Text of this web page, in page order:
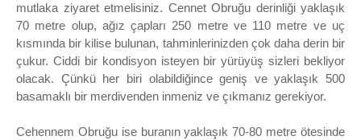
mutlaka ziyaret etmelisiniz. Cennet Obruğu derinliği yaklaşık
70 metre olup, ağız çapları 250 metre ve 110 metre ve uç
kısmında bir kilise bulunan, tahminlerinizden çok daha derin bir
çukur. Ciddi bir kondisyon isteyen bir yürüyüş sizleri bekliyor
olacak. Çünkü her biri olabildiğince geniş ve yaklaşık 500
basamaklı bir merdivenden inmeniz ve çıkmanız gerekiyor.
Cehennem Obruğu ise buranın yaklaşık 70-80 metre ötesinde